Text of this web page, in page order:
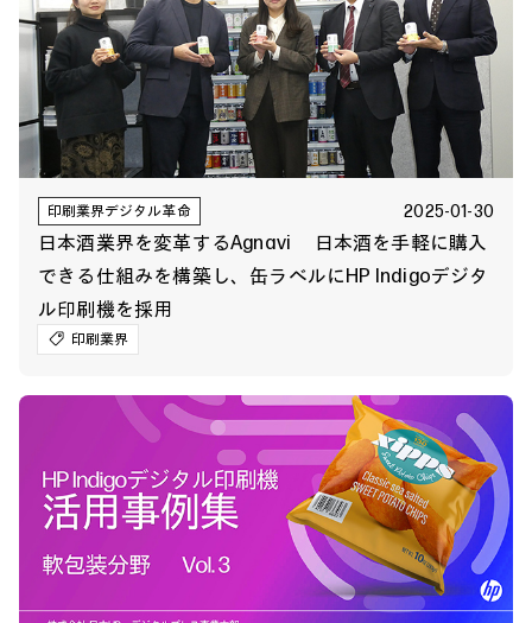
印刷業界デジタル革命 2025-01-30
日本酒業界を変革するAgnavi 日本酒を手軽に購入
できる仕組みを構築し、缶ラベルにHP Indigoデジタ
ル印刷機を採用
印刷業界